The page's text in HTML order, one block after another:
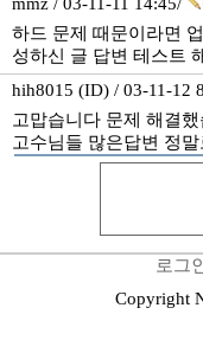
하드 문제 때문이라면
성하신 글 답변 테스트
hih8015 (ID) / 03-11-12
고맙습니다 문제 해결
고수님들 많은답변 정
로그인
Copyright